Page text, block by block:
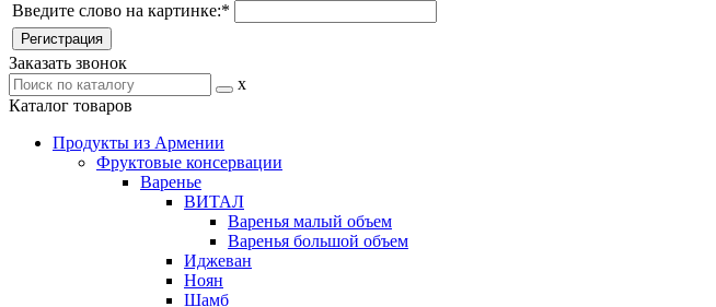
Введите слово на картинке:*
Заказать звонок
x
Каталог товаров
Продукты из Армении
Фруктовые консервации
Варенье
ВИТАЛ
Варенья малый объем
Варенья большой объем
Иджеван
Ноян
Шамб